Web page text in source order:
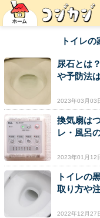
トイレ
尿石とは
や予防法
2023年03月03
換気扇は
レ・風呂
2023年01月12
トイレの
取り方や
2022年12月27